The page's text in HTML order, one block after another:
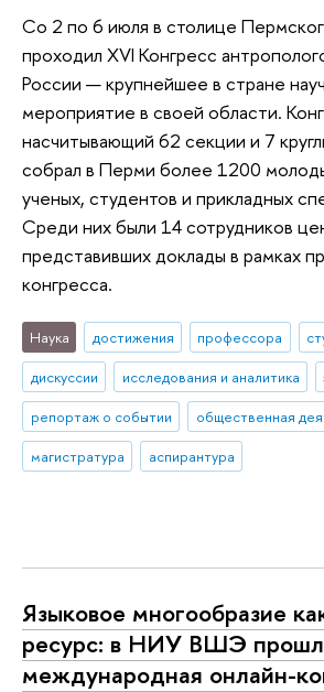
Со 2 по 6 июля в столице
проходил XVI Конгресс
России — крупнейшее в стране
мероприятие в своей области.
насчитывающий 62 секции и 7
собрал в Перми более 1200
ученых, студентов и прикладных
Среди них были 14 сотрудников
представивших доклады в рамках
конгресса.
Наука достижения профессора
дискуссии
исследования и аналитика
репортаж о событии
общественная
магистратура
аспирантура
Языковое многообразие
ресурс: в НИУ ВШЭ
международная онлайн-